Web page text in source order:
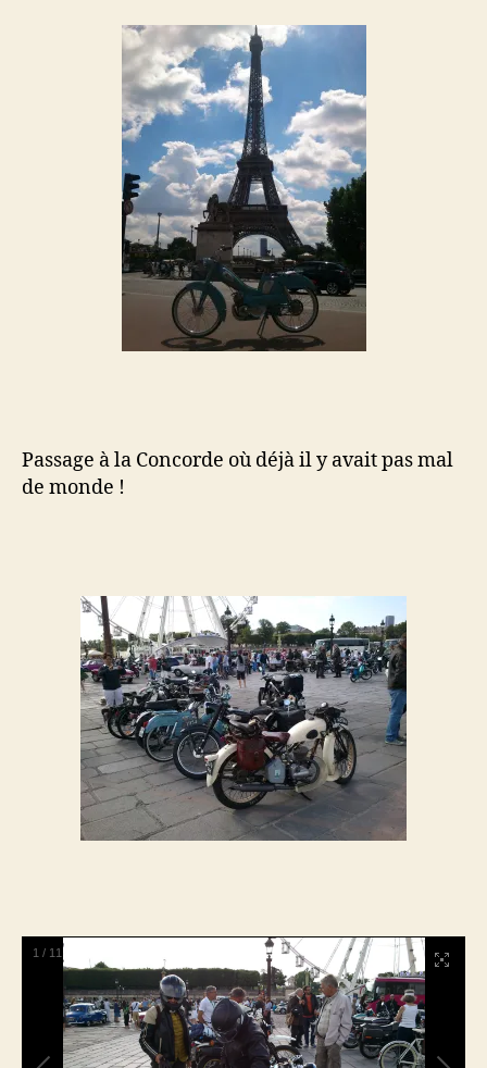
Passage à la Concorde où déjà il y avait pas mal
de monde !
1 / 11